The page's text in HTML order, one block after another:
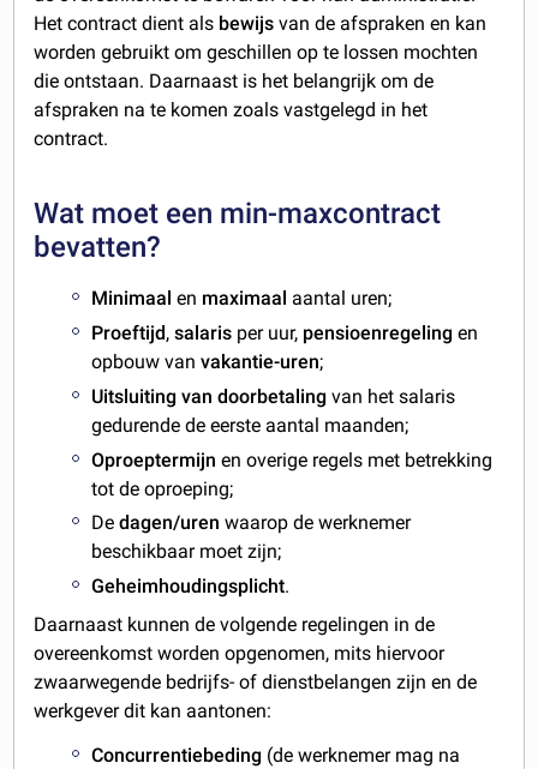
Het contract dient als bewijs van de afspraken en kan
worden gebruikt om geschillen op te lossen mochten
die ontstaan. Daarnaast is het belangrijk om de
afspraken na te komen zoals vastgelegd in het
contract.
Wat moet een min-maxcontract
bevatten?
Minimaalen maximaal aantal uren;
Proeftijd,salaris per uur, pensioenregelingen
opbouw vanvakantie-uren;
Uitsluiting van doorbetalingvan het salaris
gedurende de eerste aantal maanden;
Oproeptermijnen overige regels met betrekking
tot de oproeping;
Dedagen/urenwaarop de werknemer
beschikbaar moet zijn;
Geheimhoudingsplicht.
Daarnaast kunnen de volgende regelingen in de
overeenkomst worden opgenomen, mits hiervoor
zwaarwegende bedrijfs- of dienstbelangen zijn en de
werkgever dit kan aantonen:
Concurrentiebeding (de werknemer mag na